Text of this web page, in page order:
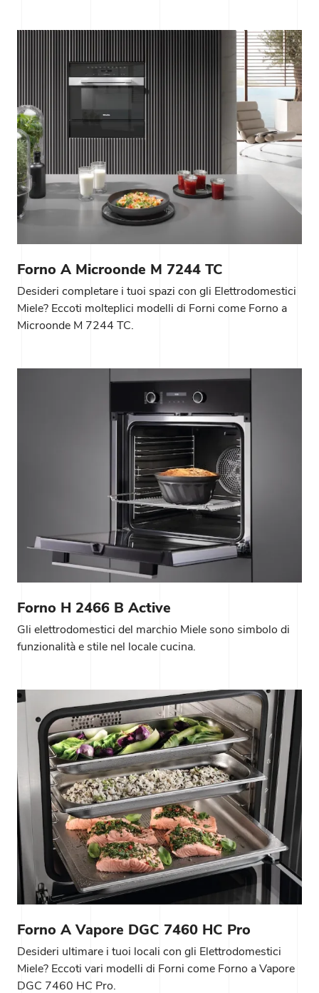
Forno A Microonde M 7244 TC
Desideri completare i tuoi spazi con gli Elettrodomestici
Miele? Eccoti molteplici modelli di Forni come Forno a
Microonde M 7244 TC.
Forno H 2466 B Active
Gli elettrodomestici del marchio Miele sono simbolo di
funzionalità e stile nel locale cucina.
Forno A Vapore DGC 7460 HC Pro
Desideri ultimare i tuoi locali con gli Elettrodomestici
Miele? Eccoti vari modelli di Forni come Forno a Vapore
DGC 7460 HC Pro.